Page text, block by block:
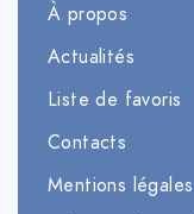
À propos
Actualités
Liste de favoris
Contacts
Mentions légales